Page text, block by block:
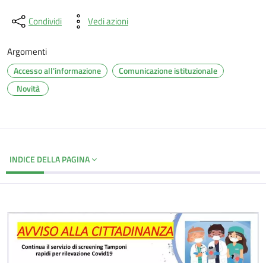
Condividi Vedi azioni
Argomenti
Accesso all'informazione
Comunicazione istituzionale
Novità
INDICE DELLA PAGINA